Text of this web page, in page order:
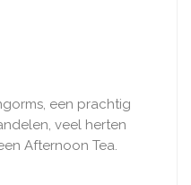
een prachtig
veel herten
Afternoon Tea.